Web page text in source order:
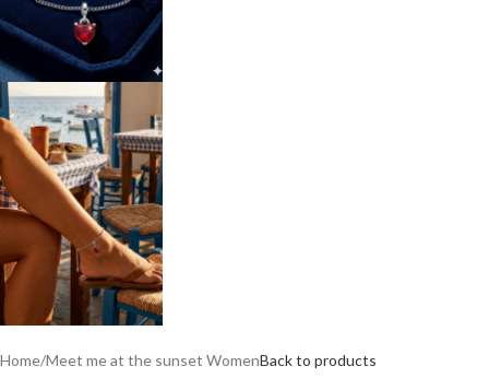
Home/Meet me at the sunset WomenBack to products